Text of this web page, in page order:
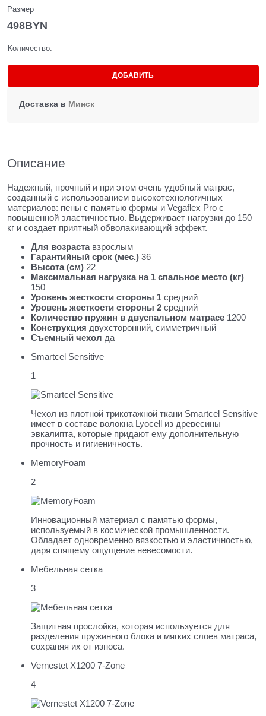
Размер
498BYN
Количество:
ДОБАВИТЬ
Доставка в Минск
Описание
Надежный, прочный и при этом очень удобный матрас,
созданный с использованием высокотехнологичных
материалов: пены с памятью формы и Vegaflex Pro с
повышенной эластичностью. Выдерживает нагрузки до 150
кг и создает приятный обволакивающий эффект.
Для возраставзрослым
Гарантийный срок (мес.) 36
Высота (см) 22
Максимальная нагрузка на 1 спальное место (кг)
150
Уровень жесткости стороны 1 средний
Уровень жесткости стороны 2 средний
Количество пружин в двуспальном матрасе 1200
Конструкция двухсторонний, симметричный
Съемный чехол да
Smartcel Sensitive
1
Чехол из плотной трикотажной ткани Smartcel Sensitive
имеет в составе волокна Lyocell из древесины
эвкалипта, которые придают ему дополнительную
прочность и гигиеничность.
MemoryFoam
2
Инновационный материал с памятью формы,
используемый в космической промышленности.
Обладает одновременно вязкостью и эластичностью,
даря спящему ощущение невесомости.
Мебельная сетка
3
Защитная прослойка, которая используется для
разделения пружинного блока и мягких слоев матраса,
сохраняя их от износа.
Vernestet X1200 7-Zone
4